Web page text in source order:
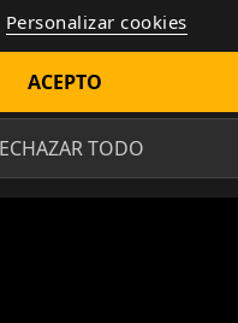
Personalizar cookies
TODO
ACEPTO